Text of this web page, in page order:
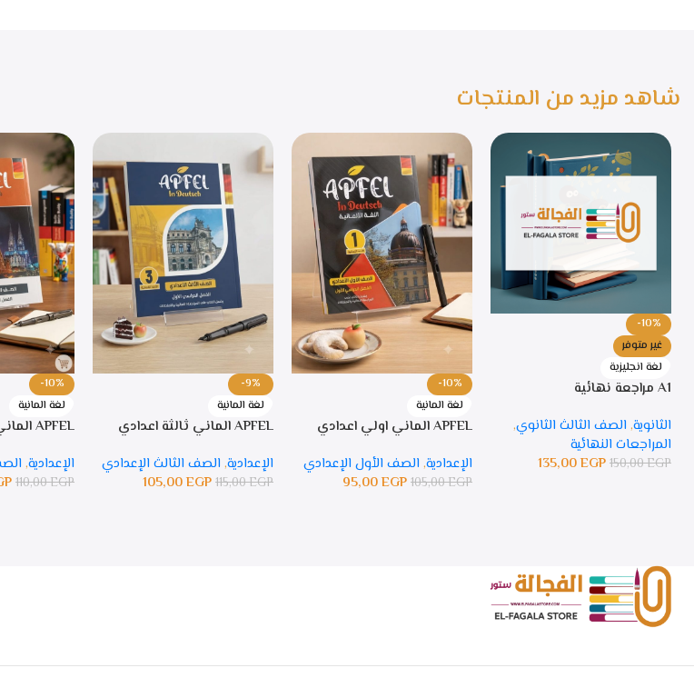
شاهد مزيد من المنتجات
-10%
غير متوفر
لغة انجليزية
A1 مراجعة نهائية
الثانوية, الصف الثالث الثانوي,
المراجعات النهائية
150,00EGP
135,00EGP
-10%
لغة المانية
APFEL الماني اولي اعدادي
الإعدادية, الصف الأول الإعدادي
105,00EGP
95,00EGP
-9%
لغة المانية
APFEL الماني ثالثة اعدادي
الإعدادية, الصف الثالث الإعدادي
115,00EGP
105,00EGP
-10%
لغة المانية
APFEL الماني ثانية اعدادي
الإعدادية,
110,00EGP